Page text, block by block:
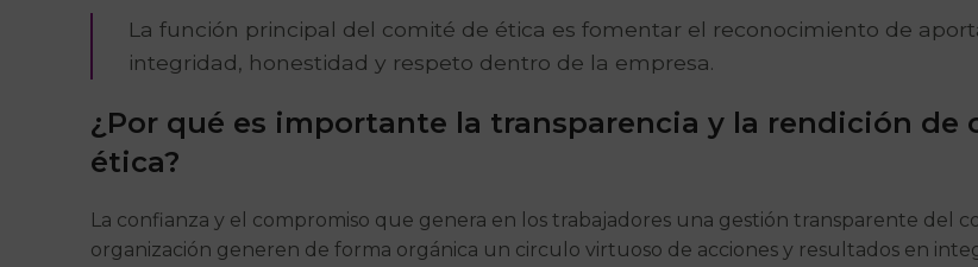
La función principal del comité de ética es fomentar el reconocimiento de
integridad, honestidad y respeto dentro de la empresa.
¿Por qué es importante la transparencia y la rendición
ética?
La confianza y el compromiso que genera en los trabajadores una gestión transparente del
organización generen de forma orgánica un circulo virtuoso de acciones y resultados en